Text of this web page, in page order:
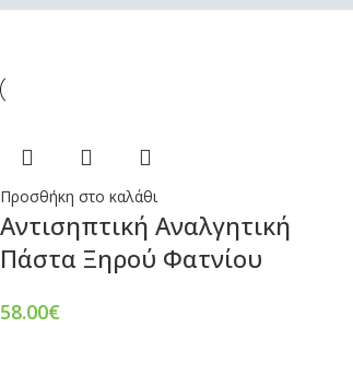
Προσθήκη στο καλάθι
Αντισηπτική Αναλγητική
Πάστα Ξηρού Φατνίου
58.00€